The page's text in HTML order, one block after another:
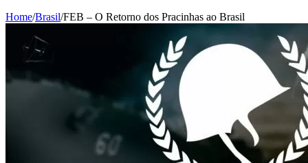
Home/Brasil/FEB – O Retorno dos Pracinhas ao Brasil